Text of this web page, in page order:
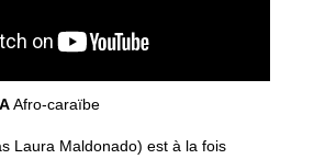
Afro-caraïbe
Laura Maldonado) est à la fois